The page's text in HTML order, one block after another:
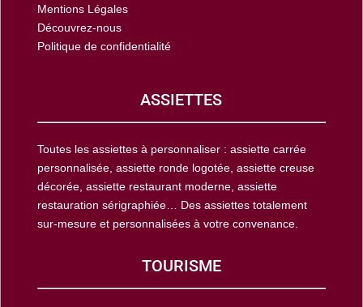
Mentions Légales
Découvrez-nous
Politique de confidentialité
ASSIETTES
Toutes les assiettes à personnaliser : assiette carrée
personnalisée, assiette ronde logotée, assiette creuse
décorée, assiette restaurant moderne, assiette
restauration sérigraphiée… Des assiettes totalement
sur-mesure et personnalisées à votre convenance.
TOURISME